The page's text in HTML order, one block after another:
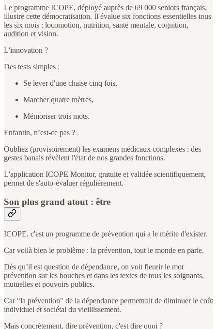
Le programme ICOPE, déployé auprès de 69 000 seniors français,
illustre cette démocratisation. Il évalue six fonctions essentielles tous
les six mois : locomotion, nutrition, santé mentale, cognition,
audition et vision.
L'innovation ?
Des tests simples :
Se lever d'une chaise cinq fois,
Marcher quatre mètres,
Mémoriser trois mots.
Enfantin, n’est-ce pas ?
Oubliez (provisoirement) les examens médicaux complexes : des
gestes banals révèlent l'état de nos grandes fonctions.
L'application ICOPE Monitor, gratuite et validée scientifiquement,
permet de s'auto-évaluer régulièrement.
Son plus grand atout : être
ICOPE, c'est un programme de prévention qui a le mérite d'exister.
Car voilà bien le problème : la prévention, tout le monde en parle.
Dès qu’il est question de dépendance, on voit fleurir le mot
prévention sur les bouches et dans les textes de tous les soignants,
mutuelles et pouvoirs publics.
Car "la prévention" de la dépendance permettrait de diminuer le coût
individuel et sociétal du vieillissement.
Mais concrètement, dire prévention, c'est dire quoi ?